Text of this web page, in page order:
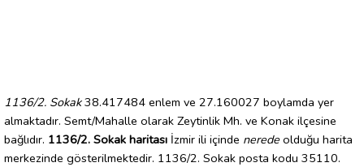
1136/2. Sokak38.417484 enlem ve 27.160027 boylamda yer
almaktadır. Semt/Mahalle olarak Zeytinlik Mh. ve Konak ilçesine
bağlıdır. 1136/2. Sokak haritası İzmir ili içinde nerede olduğu harita
merkezinde gösterilmektedir. 1136/2. Sokak posta kodu 35110.